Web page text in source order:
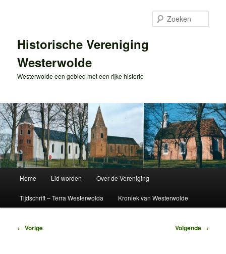
inhoudHistorische Vereniging
Westerwolde
Westerwolde een gebied met een rijke historie
Home Lid worden Over de Vereniging
Tijdschrift – Terra Westerwolda Kroniek van Westerwolde
Bericht
← Vorige Volgende →